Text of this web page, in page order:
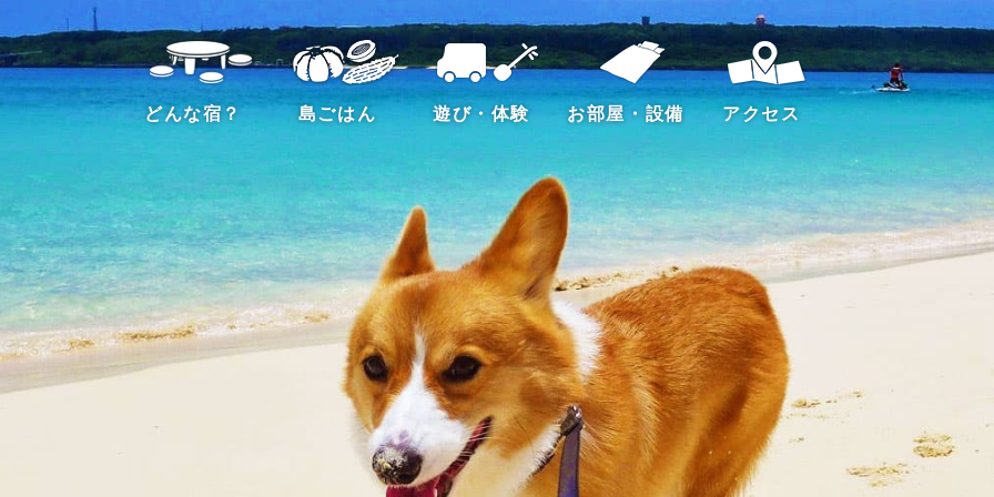
どんな宿？ 島ごはん 遊び・体験 お部屋・設備 アクセス